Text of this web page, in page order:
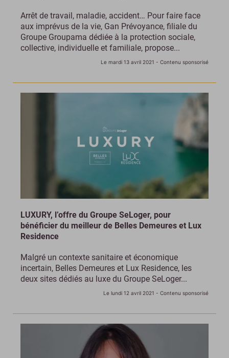
Arrêt de travail, maladie, accident… Pour faire face
aux imprévus de la vie, Gan Prévoyance, filiale du
Groupe Groupama dédiée à la protection sociale,
collective, individuelle et familiale, propose...
Le mardi 13 avril 2021 - Contenu sponsorisé
LUXURY, l’offre du Groupe SeLoger, pour
bénéficier du meilleur de Belles Demeures et Lux
Residence
Malgré un contexte sanitaire et économique
incertain, Belles Demeures et Lux Residence, les
deux sites dédiés au luxe du Groupe SeLoger...
Le lundi 12 avril 2021 - Contenu sponsorisé